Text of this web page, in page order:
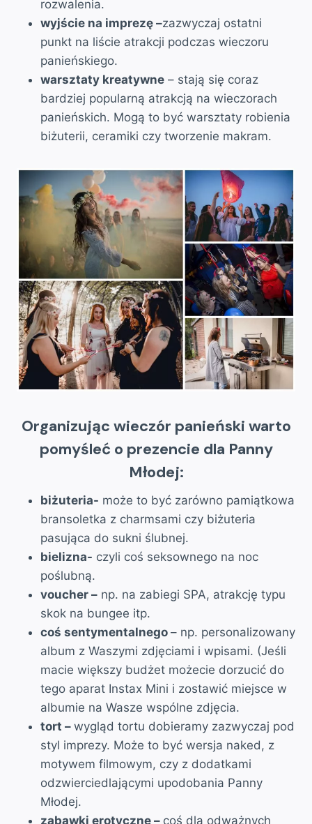
rozwalenia.
wyjście na imprezę –zazwyczaj ostatni
punkt na liście atrakcji podczas wieczoru
panieńskiego.
warsztaty kreatywne – stają się coraz
bardziej popularną atrakcją na wieczorach
panieńskich. Mogą to być warsztaty robienia
biżuterii, ceramiki czy tworzenie makram.
Organizując wieczór panieński warto
pomyśleć o prezencie dla Panny
Młodej:
biżuteria- może to być zarówno pamiątkowa
bransoletka z charmsami czy biżuteria
pasująca do sukni ślubnej.
bielizna- czyli coś seksownego na noc
poślubną.
voucher – np. na zabiegi SPA, atrakcję typu
skok na bungee itp.
coś sentymentalnego – np. personalizowany
album z Waszymi zdjęciami i wpisami. (Jeśli
macie większy budżet możecie dorzucić do
tego aparat Instax Mini i zostawić miejsce w
albumie na Wasze wspólne zdjęcia.
tort – wygląd tortu dobieramy zazwyczaj pod
styl imprezy. Może to być wersja naked, z
motywem filmowym, czy z dodatkami
odzwierciedlającymi upodobania Panny
Młodej.
zabawki erotyczne – coś dla odważnych